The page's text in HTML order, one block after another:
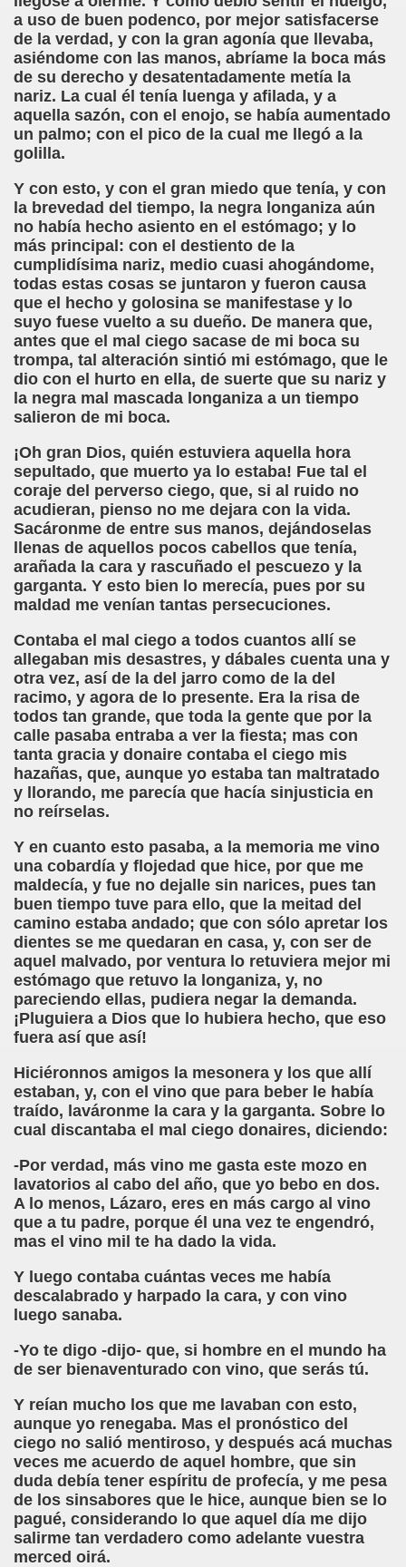
a uso de buen podenco, por mejor satisfacerse
de la verdad, y con la gran agonía que llevaba,
asiéndome con las manos, abríame la boca más
de su derecho y desatentadamente metía la
nariz. La cual él tenía luenga y afilada, y a
aquella sazón, con el enojo, se había aumentado
un palmo; con el pico de la cual me llegó a la
golilla.
Y con esto, y con el gran miedo que tenía, y con
la brevedad del tiempo, la negra longaniza aún
no había hecho asiento en el estómago; y lo
más principal: con el destiento de la
cumplidísima nariz, medio cuasi ahogándome,
todas estas cosas se juntaron y fueron causa
que el hecho y golosina se manifestase y lo
suyo fuese vuelto a su dueño. De manera que,
antes que el mal ciego sacase de mi boca su
trompa, tal alteración sintió mi estómago, que le
dio con el hurto en ella, de suerte que su nariz y
la negra mal mascada longaniza a un tiempo
salieron de mi boca.
¡Oh gran Dios, quién estuviera aquella hora
sepultado, que muerto ya lo estaba! Fue tal el
coraje del perverso ciego, que, si al ruido no
acudieran, pienso no me dejara con la vida.
Sacáronme de entre sus manos, dejándoselas
llenas de aquellos pocos cabellos que tenía,
arañada la cara y rascuñado el pescuezo y la
garganta. Y esto bien lo merecía, pues por su
maldad me venían tantas persecuciones.
Contaba el mal ciego a todos cuantos allí se
allegaban mis desastres, y dábales cuenta una y
otra vez, así de la del jarro como de la del
racimo, y agora de lo presente. Era la risa de
todos tan grande, que toda la gente que por la
calle pasaba entraba a ver la fiesta; mas con
tanta gracia y donaire contaba el ciego mis
hazañas, que, aunque yo estaba tan maltratado
y llorando, me parecía que hacía sinjusticia en
no reírselas.
Y en cuanto esto pasaba, a la memoria me vino
una cobardía y flojedad que hice, por que me
maldecía, y fue no dejalle sin narices, pues tan
buen tiempo tuve para ello, que la meitad del
camino estaba andado; que con sólo apretar los
dientes se me quedaran en casa, y, con ser de
aquel malvado, por ventura lo retuviera mejor mi
estómago que retuvo la longaniza, y, no
pareciendo ellas, pudiera negar la demanda.
¡Pluguiera a Dios que lo hubiera hecho, que eso
fuera así que así!
Hiciéronnos amigos la mesonera y los que allí
estaban, y, con el vino que para beber le había
traído, laváronme la cara y la garganta. Sobre lo
cual discantaba el mal ciego donaires, diciendo:
-Por verdad, más vino me gasta este mozo en
lavatorios al cabo del año, que yo bebo en dos.
A lo menos, Lázaro, eres en más cargo al vino
que a tu padre, porque él una vez te engendró,
mas el vino mil te ha dado la vida.
Y luego contaba cuántas veces me había
descalabrado y harpado la cara, y con vino
luego sanaba.
-Yo te digo -dijo- que, si hombre en el mundo ha
de ser bienaventurado con vino, que serás tú.
Y reían mucho los que me lavaban con esto,
aunque yo renegaba. Mas el pronóstico del
ciego no salió mentiroso, y después acá muchas
veces me acuerdo de aquel hombre, que sin
duda debía tener espíritu de profecía, y me pesa
de los sinsabores que le hice, aunque bien se lo
pagué, considerando lo que aquel día me dijo
salirme tan verdadero como adelante vuestra
merced oirá.
Aldaba)
de la Vida de Casimiro Seisluces (Varios
(José Amando Ruiz "Jose Ruivari")
Sánchez)
(José Luis Castillo Puche)
Suple con Buenas Voces (Fermín Tamayo)
Uribe)
Hierro)
García)
Coger Polvo (Mar Paredes)
Colodrero y Ángel Treviño)
García Pavón)
Clarín)
Rojas González)
Casino)
Martínez)
Martínez)
Casino)
Superficie (Ximo González Sospedra)
(Antonio Pareja Serrada)
Fabre)
Torres)